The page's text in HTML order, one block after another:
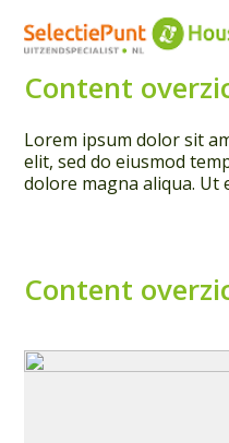
Content
Lorem ipsum dolor sit
elit, sed do eiusmod
dolore magna aliqua. Ut
Content
Job Alert
Naam